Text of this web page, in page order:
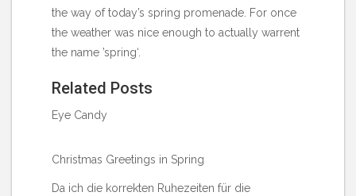
the way of today’s spring promenade. For once
the weather was nice enough to actually warrent
the name ’spring‘.
Related Posts
Eye Candy
Christmas Greetings in Spring
Da ich die korrekten Ruhezeiten für die